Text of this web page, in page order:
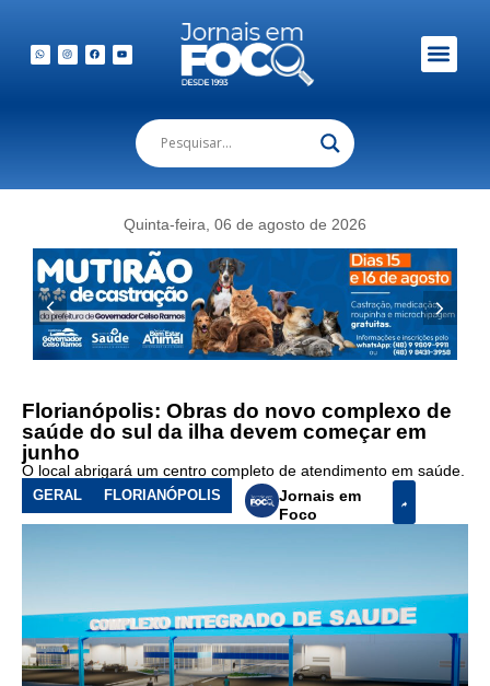
Quinta-feira, 06 de agosto de 2026
Florianópolis: Obras do novo complexo de
saúde do sul da ilha devem começar em
junho
O local abrigará um centro completo de atendimento em saúde.
GERAL FLORIANÓPOLIS
Jornais em
Foco